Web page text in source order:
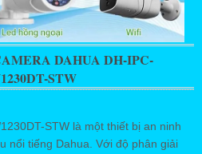
DAHUA DH-IPC-
STW
STW là một thiết bị an ninh
nổi tiếng Dahua. Với độ phân giải